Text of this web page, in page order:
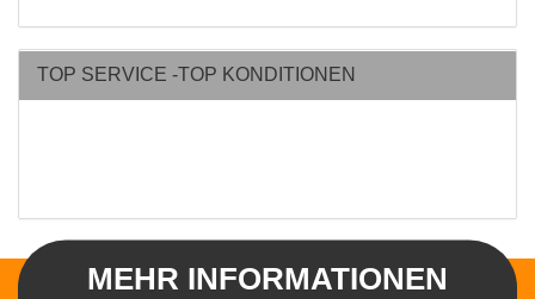
TOP SERVICE -TOP KONDITIONEN
MEHR INFORMATIONEN